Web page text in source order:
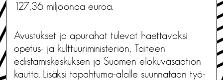
127,36 miljoonaa euroa.
Avustukset ja apurahat tulevat haettavaksi
opetus- ja kulttuuriministeriön, Taiteen
edistämiskeskuksen ja Suomen elokuvasäätiön
kautta. Lisäksi tapahtuma-alalle suunnataan työ-